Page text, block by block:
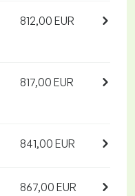
812,00 EUR
817,00 EUR
841,00 EUR
867,00 EUR